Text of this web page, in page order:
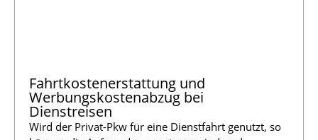
Fahrtkostenerstattung und
Werbungskostenabzug bei
Dienstreisen
Wird der Privat-Pkw für eine Dienstfahrt genutzt, so